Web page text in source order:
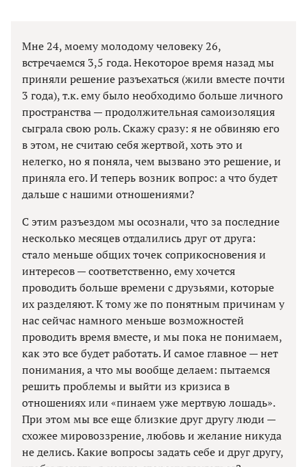
Мне 24, моему молодому человеку 26,
встречаемся 3,5 года. Некоторое время назад мы
приняли решение разъехаться (жили вместе почти
3 года), т.к. ему было необходимо больше личного
пространства — продолжительная самоизоляция
сыграла свою роль. Скажу сразу: я не обвиняю его
в этом, не считаю себя жертвой, хоть это и
нелегко, но я поняла, чем вызвано это решение, и
приняла его. И теперь возник вопрос: а что будет
дальше с нашими отношениями?
С этим разъездом мы осознали, что за последние
несколько месяцев отдалились друг от друга:
стало меньше общих точек соприкосновения и
интересов — соответственно, ему хочется
проводить больше времени с друзьями, которые
их разделяют. К тому же по понятным причинам у
нас сейчас намного меньше возможностей
проводить время вместе, и мы пока не понимаем,
как это все будет работать. И самое главное — нет
понимания, а что мы вообще делаем: пытаемся
решить проблемы и выйти из кризиса в
отношениях или «пинаем уже мертвую лошадь».
При этом мы все еще близкие друг другу люди —
схожее мировоззрение, любовь и желание никуда
не делись. Какие вопросы задать себе и друг другу,